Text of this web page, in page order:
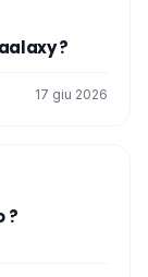
?
17 giu 2026
?